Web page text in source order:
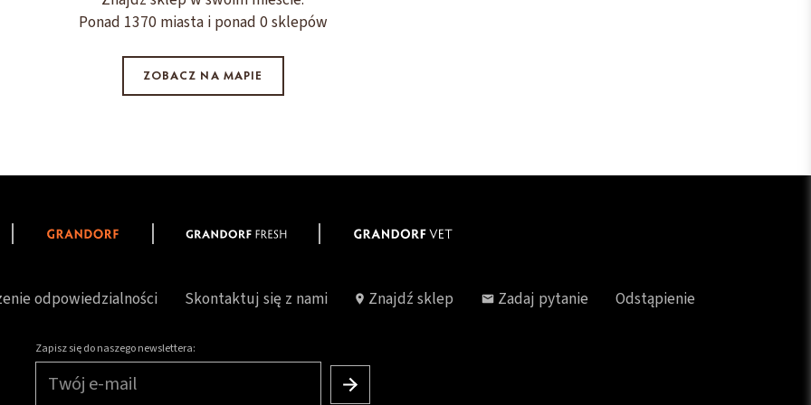
Ponad 1370 miasta i ponad 0 sklepów
ZOBACZ NA MAPIE
odpowiedzialności Skontaktuj się z nami Znajdź sklep Zadaj pytanie Odstąpienie
Zapisz się do naszego newslettera:
Twój e-mail